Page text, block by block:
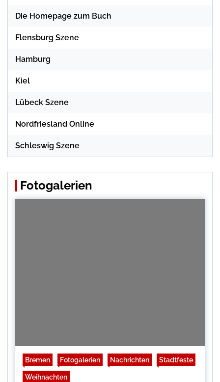
Die Homepage zum Buch
Flensburg Szene
Hamburg
Kiel
Lübeck Szene
Nordfriesland Online
Schleswig Szene
Fotogalerien
Bremen Fotogalerien Nachrichten Stadtfeste
Weihnachten